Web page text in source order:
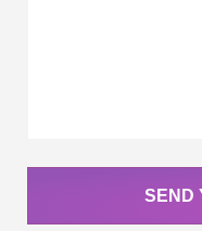
SEND